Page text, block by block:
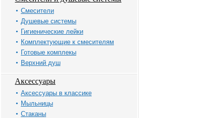
Смесители
Душевые системы
Гигиенические лейки
Комплектующие к смесителям
Готовые комплекы
Верхний душ
Аксессуары
Аксессуары в классике
Мыльницы
Стаканы